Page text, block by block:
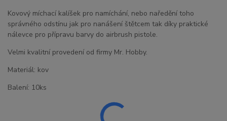
Kovový míchací kalíšek pro namíchání, nebo naředění toho
správného odstínu jak pro nanášení štětcem tak díky praktické
nálevce pro přípravu barvy do airbrush pistole.
Velmi kvalitní provedení od firmy Mr. Hobby.
Materiál: kov
Balení: 10ks